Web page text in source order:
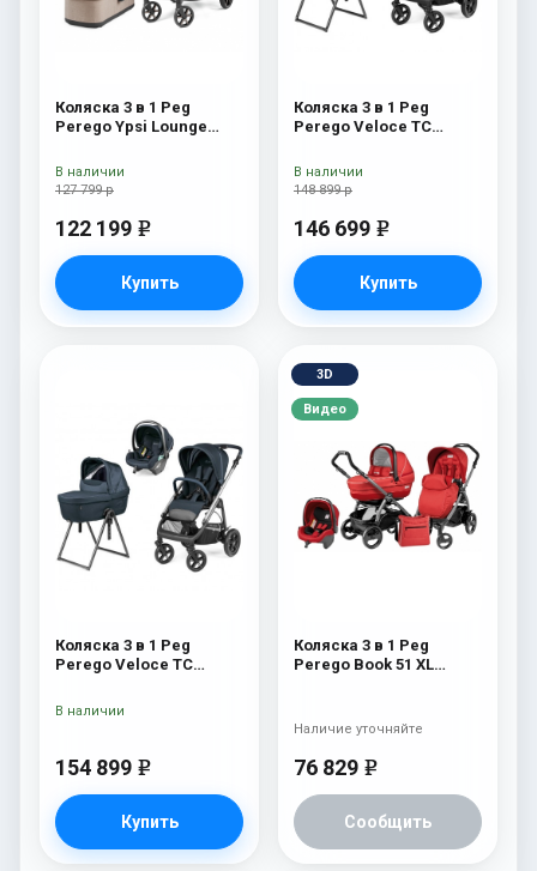
Коляска 3 в 1 Peg
Perego Ypsi Lounge
127 799 р
122 199 e
Купить
В наличии
Коляска 3 в 1 Peg
Perego Veloce TC
Black New
148 899 р
146 699 e
Купить
В наличии
Коляска 3 в 1 Peg
Perego Veloce TC
New
154 899 e
Купить
В наличии
3D
Видео
Коляска 3 в 1 Peg
Perego Book 51 XL
Pop-Up Completo,
шасси Jet) Sunset
76 829 e
Сообщить
Наличие уточняйте